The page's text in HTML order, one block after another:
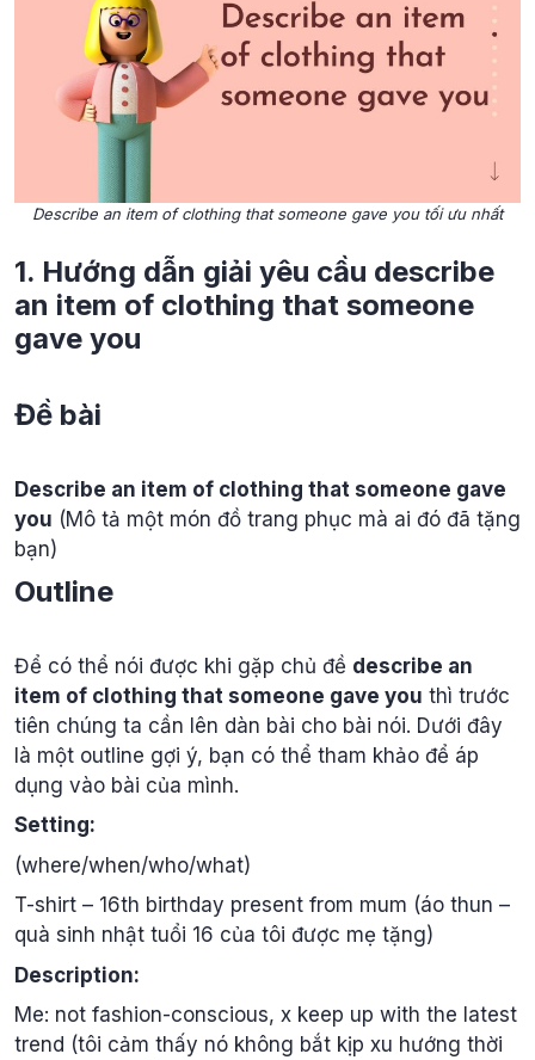
Describe an item of clothing that someone gave you tối ưu nhất
1. Hướng dẫn giải yêu cầu describe
an item of clothing that someone
gave you
Đề bài
Describe an item of clothing that someone gave
you (Mô tả một món đồ trang phục mà ai đó đã tặng
bạn)
Outline
Để có thể nói được khi gặp chủ đề describe an
item of clothing that someone gave you thì trước
tiên chúng ta cần lên dàn bài cho bài nói. Dưới đây
là một outline gợi ý, bạn có thể tham khảo để áp
dụng vào bài của mình.
Setting:
(where/when/who/what)
T-shirt – 16th birthday present from mum (áo thun –
quà sinh nhật tuổi 16 của tôi được mẹ tặng)
Description:
Me: not fashion-conscious, x keep up with the latest
trend (tôi cảm thấy nó không bắt kịp xu hướng thời